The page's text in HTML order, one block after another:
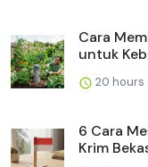
Cara
untuk
20 hours
6 Cara
Krim